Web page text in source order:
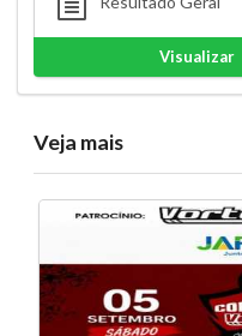
Visualizar
Veja mais